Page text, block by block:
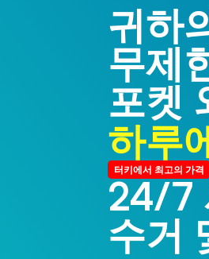
귀하
무제
포켓
하루
터키에서 최고의 가격
24/7
수거
24/7
수거